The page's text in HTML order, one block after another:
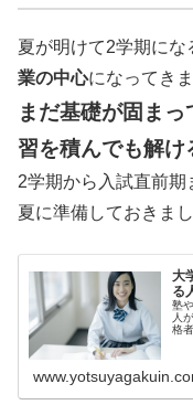
夏が明けて2学期にな
業の中心になってきま
まだ基礎が固ま
習を積んでも解け
2学期から入試直前
夏に準備しておきまし
大
る
塾
人
格